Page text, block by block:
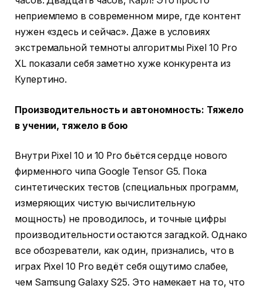
неприемлемо в современном мире, где контент
нужен «здесь и сейчас». Даже в условиях
экстремальной темноты алгоритмы Pixel 10 Pro
XL показали себя заметно хуже конкурента из
Купертино.
Производительность и автономность: Тяжело
в учении, тяжело в бою
Внутри Pixel 10 и 10 Pro бьётся сердце нового
фирменного чипа Google Tensor G5. Пока
синтетических тестов (специальных программ,
измеряющих чистую вычислительную
мощность) не проводилось, и точные цифры
производительности остаются загадкой. Однако
все обозреватели, как один, признались, что в
играх Pixel 10 Pro ведёт себя ощутимо слабее,
чем Samsung Galaxy S25. Это намекает на то, что